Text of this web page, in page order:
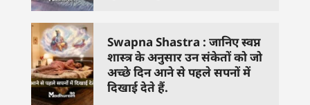
Swapna Shastra : जानिए स्वप्न
शास्त्र के अनुसार उन संकेतों को जो
अच्छे दिन आने से पहले सपनों में
दिखाई देते हैं.